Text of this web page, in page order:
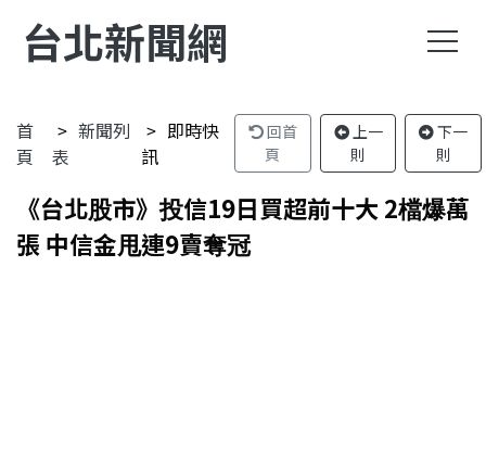
台北新聞網
首
頁
新聞列
表
即時快
訊
回首
頁
上一
則
下一
則
《台北股市》投信19日買超前十大 2檔爆萬
張 中信金甩連9賣奪冠